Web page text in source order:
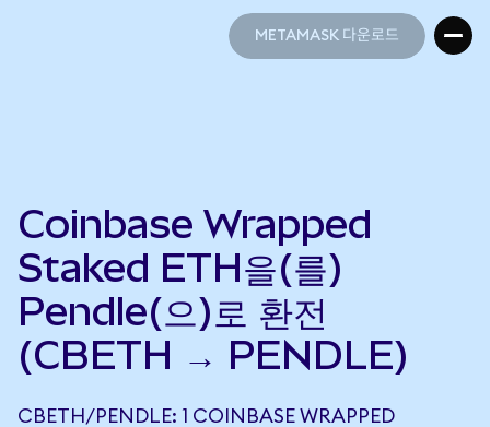
METAMASK 다운로드
Coinbase Wrapped
Staked ETH을(를)
Pendle(으)로 환전
(CBETH → PENDLE)
CBETH/PENDLE: 1 COINBASE WRAPPED